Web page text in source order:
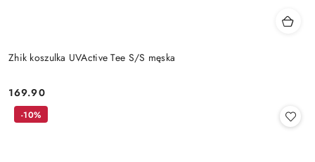
Zhik koszulka UVActive Tee S/S męska
Cena:
169.90
-10%